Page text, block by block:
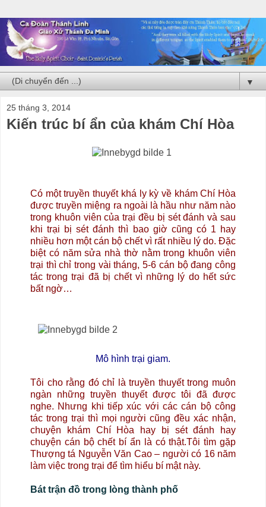
▼
25 tháng 3, 2014
Kiến trúc bí ẩn của khám Chí Hòa
Có một truyền thuyết khá ly kỳ về khám Chí Hòa
được truyền miệng ra ngoài là hầu như năm nào
trong khuôn viên của trại đều bị sét đánh và sau
khi trại bị sét đánh thì bao giờ cũng có 1 hay
nhiều hơn một cán bộ chết vì rất nhiều lý do. Đặc
biệt có năm sửa nhà thờ nằm trong khuôn viên
trại thì chỉ trong vài tháng, 5-6 cán bộ đang công
tác trong trại đã bị chết vì những lý do hết sức
bất ngờ…
Mô hình trại giam.
Tôi cho rằng đó chỉ là truyền thuyết trong muôn
ngàn những truyền thuyết được tôi đã được
nghe. Nhưng khi tiếp xúc với các cán bộ công
tác trong trại thì mọi người cũng đều xác nhận,
chuyện khám Chí Hòa hay bị sét đánh hay
chuyện cán bộ chết bí ẩn là có thật.Tôi tìm gặp
Thượng tá Nguyễn Văn Cao – người có 16 năm
làm việc trong trại để tìm hiểu bí mật này.
Bát trận đồ trong lòng thành phố